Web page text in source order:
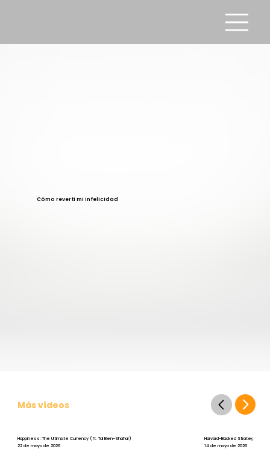
Cómo revertí mi infelicidad
Más vídeos
Happiness: The Ultimate Currency (ft. Tal Ben-Shahar)
22 de mayo de 2026
Harvard-Backed Strategies for
14 de mayo de 2026